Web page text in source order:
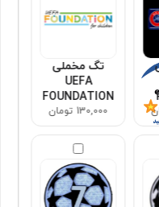
تگ مخملی
UEFA
FOUNDATION
130,000 تومان